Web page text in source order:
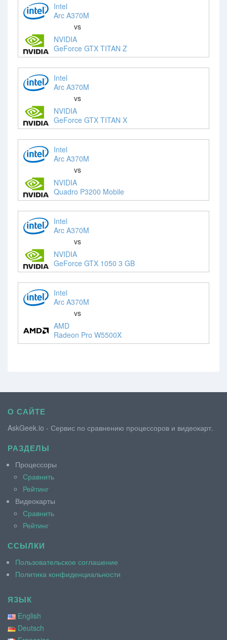
Intel
Arc A370M
vs
NVIDIA
GeForce GTX TITAN Z
Intel
Arc A370M
vs
NVIDIA
GeForce GTX TITAN X
Intel
Arc A370M
vs
NVIDIA
Quadro P3200 Mobile
Intel
Arc A370M
vs
NVIDIA
GeForce GTX 1050 3 GB
Intel
Arc A370M
vs
AMD
Radeon Pro W5500X
О САЙТЕ
AskGeek.io - Сервис по сравнению процессоров и видеокарт.
РАЗДЕЛЫ
Процессоры
Сравнить
Рейтинг
Видеокарты
Сравнить
Рейтинг
ССЫЛКИ
Пользовательское соглашение
Политика конфиденциальности
ЯЗЫК
English
Deutsch